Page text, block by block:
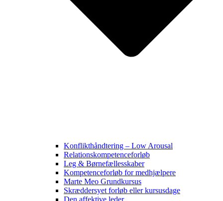
Konflikthåndtering – Low Arousal
Relationskompetenceforløb
Leg & Børnefællesskaber
Kompetenceforløb for medhjælpere
Marte Meo Grundkursus
Skræddersyet forløb eller kursusdage
Den affektive leder